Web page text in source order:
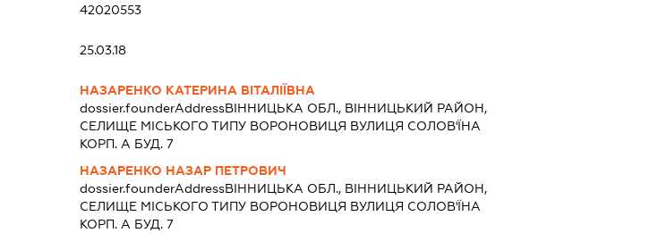
42020553
25.03.18
НАЗАРЕНКО КАТЕРИНА ВІТАЛІЇВНА
dossier.founderAddressВІННИЦЬКА ОБЛ., ВІННИЦЬКИЙ РАЙОН,
СЕЛИЩЕ МІСЬКОГО ТИПУ ВОРОНОВИЦЯ ВУЛИЦЯ СОЛОВ'ЇНА
КОРП. А БУД. 7
НАЗАРЕНКО НАЗАР ПЕТРОВИЧ
dossier.founderAddressВІННИЦЬКА ОБЛ., ВІННИЦЬКИЙ РАЙОН,
СЕЛИЩЕ МІСЬКОГО ТИПУ ВОРОНОВИЦЯ ВУЛИЦЯ СОЛОВ'ЇНА
КОРП. А БУД. 7